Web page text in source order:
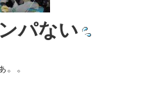
パない
。。